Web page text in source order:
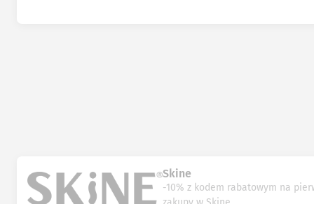
Skine
-10% z kodem rabatowym na